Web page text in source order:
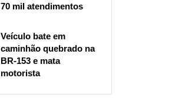
70 mil atendimentos
Veículo bate em
caminhão quebrado na
BR-153 e mata
motorista